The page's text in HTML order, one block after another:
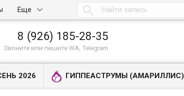
Еще 
8 (926) 185-28-35
Звоните или пишите WA, Telegram
2026 ГИППЕАСТРУМЫ (АМАРИЛЛИС)